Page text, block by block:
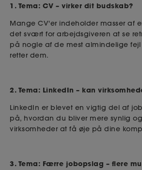
1. Tema: CV – virker dit budskab?
Mange CV'er indeholder masser af
det svært for arbejdsgiveren at se
på nogle af de mest almindelige
retter dem.
2. Tema: LinkedIn – kan
LinkedIn er blevet en vigtig del af
på, hvordan du bliver mere synlig
virksomheder at få øje på dine
3. Tema: Færre jobopslag – flere